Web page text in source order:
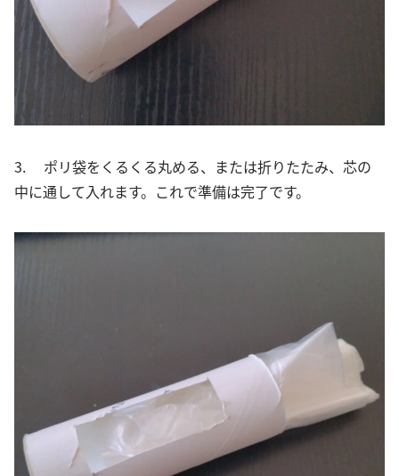
3. ポリ袋をくるくる丸める、または折りたたみ、芯の
中に通して入れます。これで準備は完了です。